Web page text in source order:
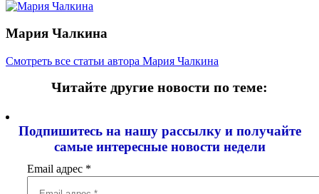
Мария Чалкина
Смотреть все статьи автора Мария Чалкина
Читайте другие новости по теме:
Подпишитесь на нашу рассылку и получайте
самые интересные новости недели
Email адрес *